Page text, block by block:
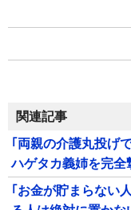
関連記事
｢両親の介護丸投げ
ハゲタカ義姉を完全
｢お金が貯まらない